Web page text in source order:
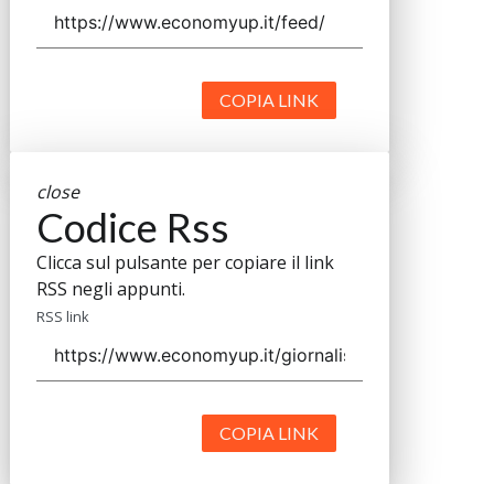
COPIA LINK
close
Codice Rss
Clicca sul pulsante per copiare il link
RSS negli appunti.
RSS link
COPIA LINK